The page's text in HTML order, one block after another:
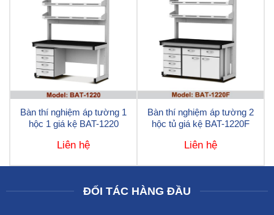
Bàn thí nghiệm áp tường 1
hộc 1 giá kệ BAT-1220
Liên hệ
Bàn thí nghiệm áp tường 2
hộc tủ giá kệ BAT-1220F
Liên hệ
ĐỐI TÁC HÀNG ĐẦU